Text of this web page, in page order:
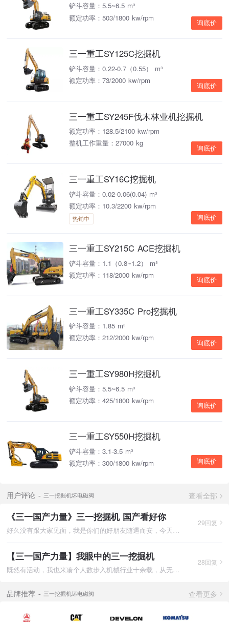
铲斗容量：5.5~6.5 m³
额定功率：503/1800 kw/rpm
询底价
三一重工SY125C挖掘机
铲斗容量：0.22-0.7（0.55） m³
额定功率：73/2000 kw/rpm
询底价
三一重工SY245F伐木林业机挖掘机
额定功率：128.5/2100 kw/rpm
整机工作重量：27000 kg
询底价
三一重工SY16C挖掘机
铲斗容量：0.02-0.06(0.04) m³
额定功率：10.3/2200 kw/rpm
热销中 询底价
三一重工SY215C ACE挖掘机
铲斗容量：1.1（0.8~1.2） m³
额定功率：118/2000 kw/rpm
询底价
三一重工SY335C Pro挖掘机
铲斗容量：1.85 m³
额定功率：212/2000 kw/rpm
询底价
三一重工SY980H挖掘机
铲斗容量：5.5~6.5 m³
额定功率：425/1800 kw/rpm
询底价
三一重工SY550H挖掘机
铲斗容量：3.1-3.5 m³
额定功率：300/1800 kw/rpm
询底价
用户评论 三一挖掘机坏电磁阀 查看全部
《三一国产力量》三一挖掘机 国产看好你
好久没有跟大家见面，我是你们的好朋友随遇而安，今天围绕国产三
29回复
【三一国产力量】我眼中的三一挖掘机
既然有活动，我也来凑个人数步入机械行业十余载，从无知的小白到
28回复
品牌推荐 三一挖掘机坏电磁阀 查看更多